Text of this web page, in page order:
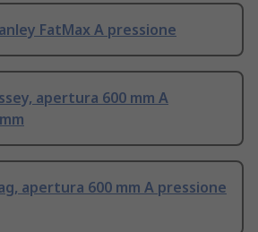
FatMax A pressione
apertura 600 mm A
apertura 600 mm A pressione